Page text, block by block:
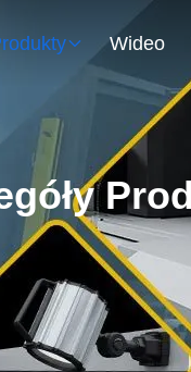
Wideo